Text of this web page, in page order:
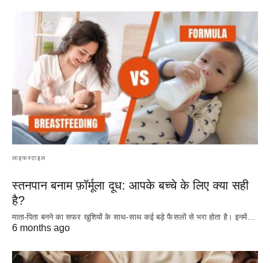
लाइफस्टाइल
स्तनपान बनाम फ़ॉर्मूला दूध: आपके बच्चे के लिए क्या सही
है?
माता-पिता बनने का सफर खुशियों के साथ-साथ कई बड़े फैसलों से भरा होता है। इनमें…
6 months ago